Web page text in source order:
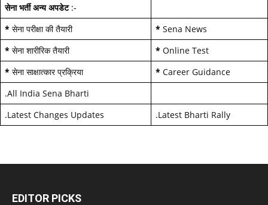
सेना भर्ती अन्य अपडेट:-
* सेना परीक्षा की तैयारी * Sena News
* सेना शारीरिक तैयारी * Online Test
* सेना साक्षात्कार प्रक्रिया * Career Guidance
.All India Sena Bharti
.Latest Changes Updates .Latest Bharti Rally
EDITOR PICKS